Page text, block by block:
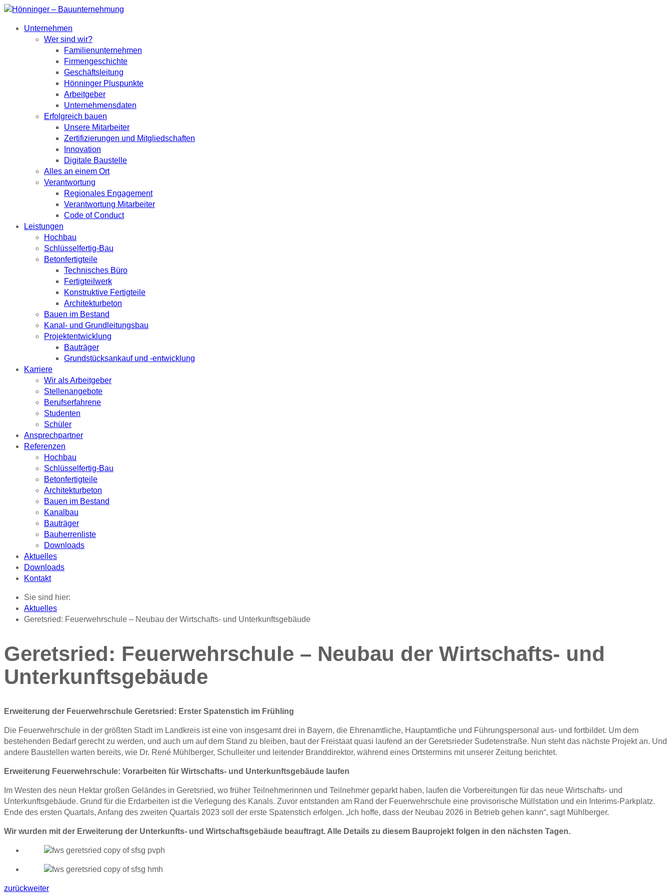
Unternehmen
Wer sind wir?
Familienunternehmen
Firmengeschichte
Geschäftsleitung
Hönninger Pluspunkte
Arbeitgeber
Unternehmensdaten
Erfolgreich bauen
Unsere Mitarbeiter
Zertifizierungen und Mitgliedschaften
Innovation
Digitale Baustelle
Alles an einem Ort
Verantwortung
Regionales Engagement
Verantwortung Mitarbeiter
Code of Conduct
Leistungen
Hochbau
Schlüsselfertig-Bau
Betonfertigteile
Technisches Büro
Fertigteilwerk
Konstruktive Fertigteile
Architekturbeton
Bauen im Bestand
Kanal- und Grundleitungsbau
Projektentwicklung
Bauträger
Grundstücksankauf und -entwicklung
Karriere
Wir als Arbeitgeber
Stellenangebote
Berufserfahrene
Studenten
Schüler
Ansprechpartner
Referenzen
Hochbau
Schlüsselfertig-Bau
Betonfertigteile
Architekturbeton
Bauen im Bestand
Kanalbau
Bauträger
Bauherrenliste
Downloads
Aktuelles
Downloads
Kontakt
Sie sind hier:
Aktuelles
Geretsried: Feuerwehrschule – Neubau der Wirtschafts- und Unterkunftsgebäude
Geretsried: Feuerwehrschule – Neubau der Wirtschafts- und
Unterkunftsgebäude
Erweiterung der Feuerwehrschule Geretsried: Erster Spatenstich im Frühling
Die Feuerwehrschule in der größten Stadt im Landkreis ist eine von insgesamt drei in Bayern, die Ehrenamtliche, Hauptamtliche und Führungspersonal aus- und fortbildet. Um dem
bestehenden Bedarf gerecht zu werden, und auch um auf dem Stand zu bleiben, baut der Freistaat quasi laufend an der Geretsrieder Sudetenstraße. Nun steht das nächste Projekt an. Und
andere Baustellen warten bereits, wie Dr. René Mühlberger, Schulleiter und leitender Branddirektor, während eines Ortstermins mit unserer Zeitung berichtet.
Erweiterung Feuerwehrschule: Vorarbeiten für Wirtschafts- und Unterkunftsgebäude laufen
Im Westen des neun Hektar großen Geländes in Geretsried, wo früher Teilnehmerinnen und Teilnehmer geparkt haben, laufen die Vorbereitungen für das neue Wirtschafts- und
Unterkunftsgebäude. Grund für die Erdarbeiten ist die Verlegung des Kanals. Zuvor entstanden am Rand der Feuerwehrschule eine provisorische Müllstation und ein Interims-Parkplatz.
Ende des ersten Quartals, Anfang des zweiten Quartals 2023 soll der erste Spatenstich erfolgen. „Ich hoffe, dass der Neubau 2026 in Betrieb gehen kann“, sagt Mühlberger.
Wir wurden mit der Erweiterung der Unterkunfts- und Wirtschaftsgebäude beauftragt. Alle Details zu diesem Bauprojekt folgen in den nächsten Tagen.
zurückweiter